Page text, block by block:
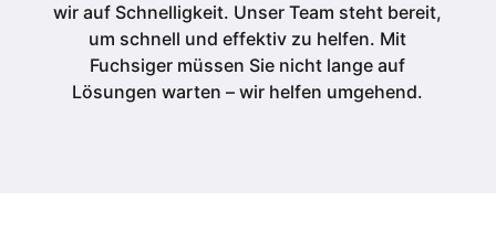
wir auf Schnelligkeit. Unser Team steht bereit,
um schnell und effektiv zu helfen. Mit
Fuchsiger müssen Sie nicht lange auf
Lösungen warten – wir helfen umgehend.